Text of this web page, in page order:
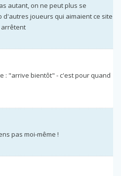
autant, on ne peut plus se
d'autres joueurs qui aimaient ce site
arrêtent
: "arrive bientôt" - c'est pour quand
pas moi-même !